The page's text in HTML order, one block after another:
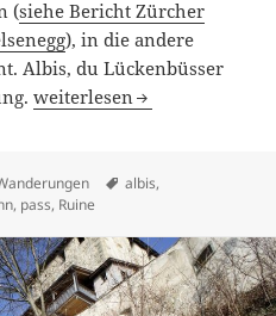
(siehe Bericht Zürcher
), in die andere
Albis, du Lückenbüsser
Zürich: Albis – Der
weiterlesen
Schlagwörter
albis,
, pass, Ruine